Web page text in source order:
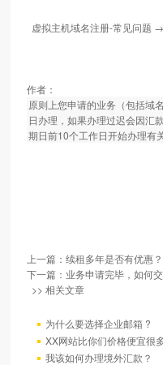
虚拟主机域名注册-常见问题
作者：
原则上您申请的业务（包括域
日办理，如果办理过迟会因汇
期日前10个工作日开始办理有
上一篇： 续租多年是否有优惠？
下一篇： 业务申请完毕，如何
>> 相关文章
为什么要选择企业邮箱 ?
XX网站比你们价格便宜很
我该如何办理境外汇款？